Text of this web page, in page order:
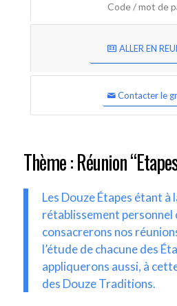
Code / mot de
ALLER EN
Contacter le
Thème : Réunion
Les Douze Étapes étant à
rétablissement personnel
consacrerons nos
l’étude de chacune des
appliquerons aussi, à
des Douze Traditions.